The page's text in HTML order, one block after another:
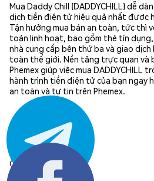
Mua Daddy Chill (DADDYCHILL) dễ
dịch tiền điện tử hiệu quả nhất được
Tận hưởng mua bán an toàn, tức thì
toán linh hoạt, bao gồm thẻ tín
nhà cung cấp bên thứ ba và giao
toàn thế giới. Nền tảng trực quan và
Phemex giúp việc mua DADDYCHILL
hành trình tiền điện tử của bạn ngay
an toàn và tự tin trên Phemex.
Chia sẻ: